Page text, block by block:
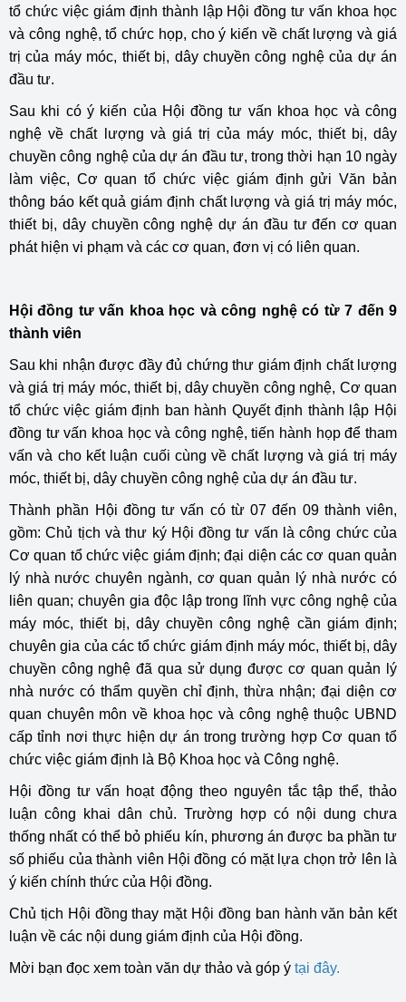
tổ chức việc giám định thành lập Hội đồng tư vấn khoa học
và công nghệ, tổ chức họp, cho ý kiến về chất lượng và giá
trị của máy móc, thiết bị, dây chuyền công nghệ của dự án
đầu tư.
Sau khi có ý kiến của Hội đồng tư vấn khoa học và công
nghệ về chất lượng và giá trị của máy móc, thiết bị, dây
chuyền công nghệ của dự án đầu tư, trong thời hạn 10 ngày
làm việc, Cơ quan tổ chức việc giám định gửi Văn bản
thông báo kết quả giám định chất lượng và giá trị máy móc,
thiết bị, dây chuyền công nghệ dự án đầu tư đến cơ quan
phát hiện vi phạm và các cơ quan, đơn vị có liên quan.
​Hội đồng tư vấn khoa học và công nghệ có từ 7 đến 9
thành viên
Sau khi nhận được đầy đủ chứng thư giám định chất lượng
và giá trị máy móc, thiết bị, dây chuyền công nghệ, Cơ quan
tổ chức việc giám định ban hành Quyết định thành lập Hội
đồng tư vấn khoa học và công nghệ, tiến hành họp để tham
vấn và cho kết luận cuối cùng về chất lượng và giá trị máy
móc, thiết bị, dây chuyền công nghệ của dự án đầu tư.
Thành phần Hội đồng tư vấn có từ 07 đến 09 thành viên,
gồm: Chủ tịch và thư ký Hội đồng tư vấn là công chức của
Cơ quan tổ chức việc giám định; đại diện các cơ quan quản
lý nhà nước chuyên ngành, cơ quan quản lý nhà nước có
liên quan; chuyên gia độc lập trong lĩnh vực công nghệ của
máy móc, thiết bị, dây chuyền công nghệ cần giám định;
chuyên gia của các tổ chức giám định máy móc, thiết bị, dây
chuyền công nghệ đã qua sử dụng được cơ quan quản lý
nhà nước có thẩm quyền chỉ định, thừa nhận; đại diện cơ
quan chuyên môn về khoa học và công nghệ thuộc UBND
cấp tỉnh nơi thực hiện dự án trong trường hợp Cơ quan tổ
chức việc giám định là Bộ Khoa học và Công nghệ.
Hội đồng tư vấn hoạt động theo nguyên tắc tập thể, thảo
luận công khai dân chủ. Trường hợp có nội dung chưa
thống nhất có thể bỏ phiếu kín, phương án được ba phần tư
số phiếu của thành viên Hội đồng có mặt lựa chọn trở lên là
ý kiến chính thức của Hội đồng.
Chủ tịch Hội đồng thay mặt Hội đồng ban hành văn bản kết
luận về các nội dung giám định của Hội đồng.
Mời bạn đọc xem toàn văn dự thảo và góp ý tại đây.